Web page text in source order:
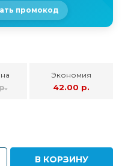
промокод
Экономия
42.00 р.
В КОРЗИНУ